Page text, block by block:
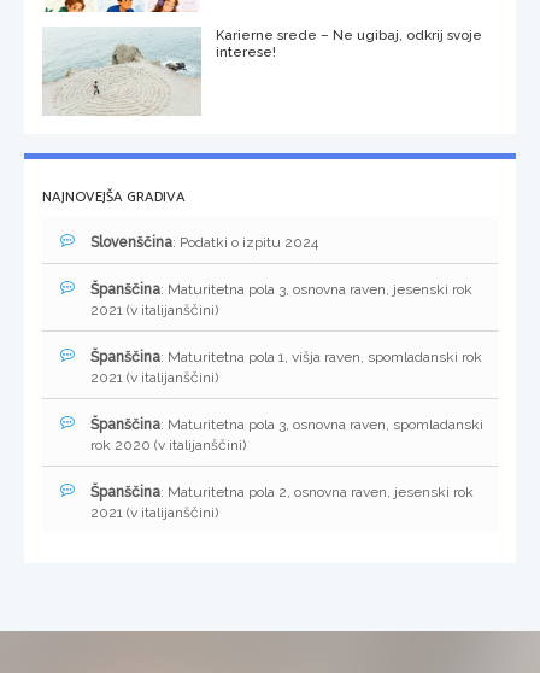
Karierne srede – Ne ugibaj, odkrij svoje
interese!
NAJNOVEJŠA GRADIVA
Slovenščina: Podatki o izpitu 2024
Španščina: Maturitetna pola 3, osnovna raven, jesenski rok
2021 (v italijanščini)
Španščina: Maturitetna pola 1, višja raven, spomladanski rok
2021 (v italijanščini)
Španščina: Maturitetna pola 3, osnovna raven, spomladanski
rok 2020 (v italijanščini)
Španščina: Maturitetna pola 2, osnovna raven, jesenski rok
2021 (v italijanščini)